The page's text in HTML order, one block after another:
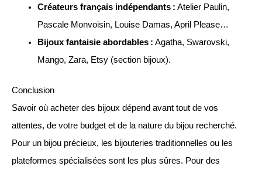
Créateurs français indépendants : Atelier Paulin,
Pascale Monvoisin, Louise Damas, April Please…
Bijoux fantaisie abordables : Agatha, Swarovski,
Mango, Zara, Etsy (section bijoux).
Conclusion
Savoir où acheter des bijoux dépend avant tout de vos
attentes, de votre budget et de la nature du bijou recherché.
Pour un bijou précieux, les bijouteries traditionnelles ou les
plateformes spécialisées sont les plus sûres. Pour des